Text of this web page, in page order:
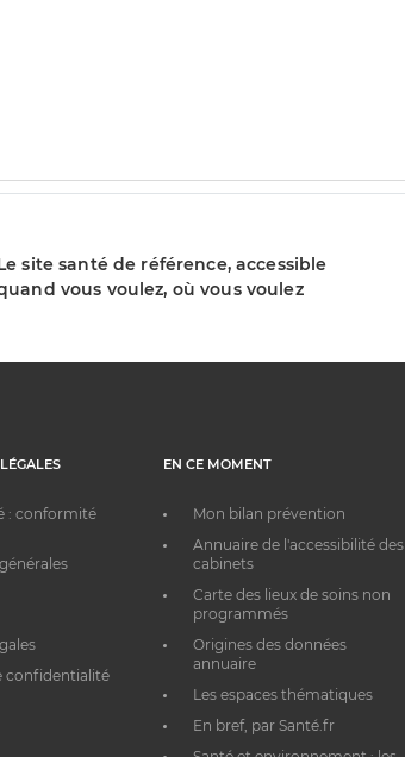
site santé de référence, accessible
vous voulez, où vous voulez
: conformité
confidentialité
EN CE MOMENT
Mon bilan prévention
Annuaire de l'accessibilité des
cabinets
Carte des lieux de soins non
programmés
Origines des données
annuaire
Les espaces thématiques
En bref, par Santé.fr